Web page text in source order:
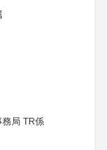
局 TR係